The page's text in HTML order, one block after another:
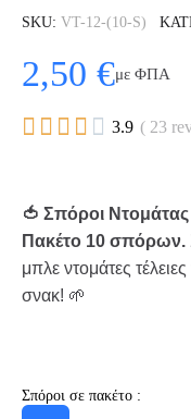
SKU VT-12-(10-S)
2,50 €με ΦΠΑ
     3.9 ( 23
🍅 Σπόροι
Πακέτο 10 σπόρων.
μπλε ντομάτες
σνακ! 🌱
Σπόροι σε πακέτο :